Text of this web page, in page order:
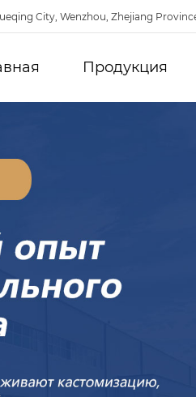
City, Wenzhou, Zhejiang
Продукция